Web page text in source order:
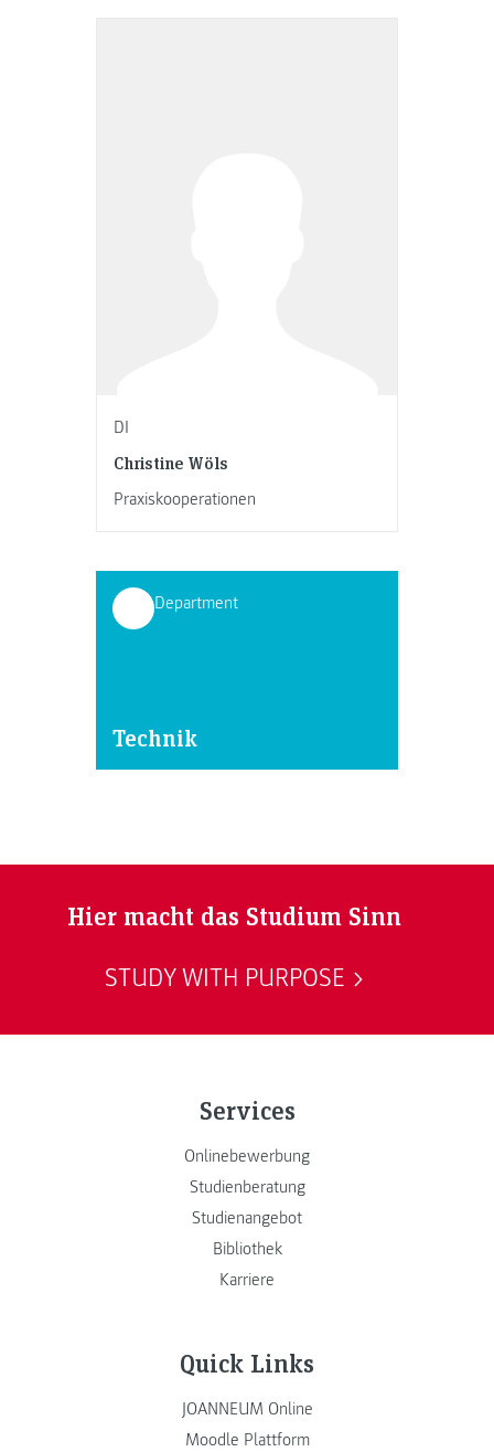
DI
Christine Wöls
Praxiskooperationen
Department
Technik
Hier macht das Studium Sinn
STUDY WITH PURPOSE
Services
Onlinebewerbung
Studienberatung
Studienangebot
Bibliothek
Karriere
Quick Links
JOANNEUM Online
Moodle Plattform